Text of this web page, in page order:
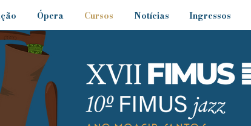
Ópera Cursos Notícias Ingressos